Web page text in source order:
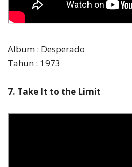
Album : Desperado
Tahun : 1973
7. Take It to the Limit